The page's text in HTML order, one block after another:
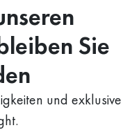
Sie
und exklusive